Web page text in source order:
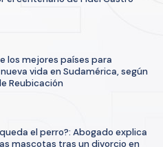
los mejores países para
vida en Sudamérica, según
Reubicación
el perro?: Abogado explica
mascotas tras un divorcio en